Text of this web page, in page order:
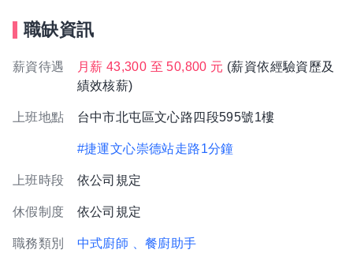
職缺資訊
薪資待遇 月薪 43,300 至 50,800 元 (薪資依經驗資歷及
績效核薪)
上班地點 台中市北屯區文心路四段595號1樓
#捷運文心崇德站走路1分鐘
上班時段 依公司規定
休假制度 依公司規定
職務類別 中式廚師 、餐廚助手